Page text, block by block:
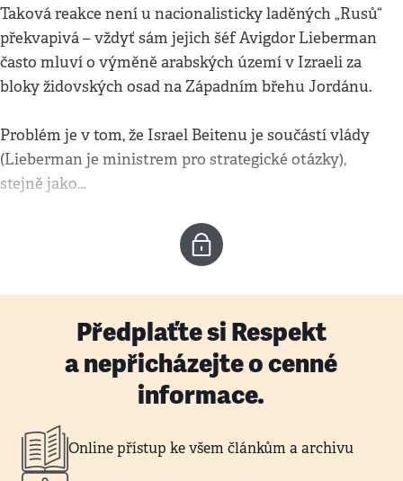
Taková reakce není u nacionalisticky laděných „Rusů“
překvapivá – vždyť sám jejich šéf Avigdor Lieberman
často mluví o výměně arabských území v Izraeli za
bloky židovských osad na Západním břehu Jordánu.
Problém je v tom, že Israel Beitenu je součástí vlády
(Lieberman je ministrem pro strategické otázky),
stejně jako…
Předplaťte si Respekt
a nepřicházejte o cenné
informace.
Online přístup ke všem článkům a archivu